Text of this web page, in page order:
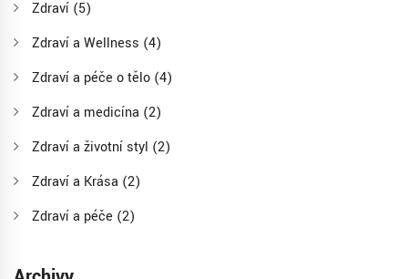
Zdraví (5)
Zdraví a Wellness (4)
Zdraví a péče o tělo (4)
Zdraví a medicína (2)
Zdraví a životní styl (2)
Zdraví a Krása (2)
Zdraví a péče (2)